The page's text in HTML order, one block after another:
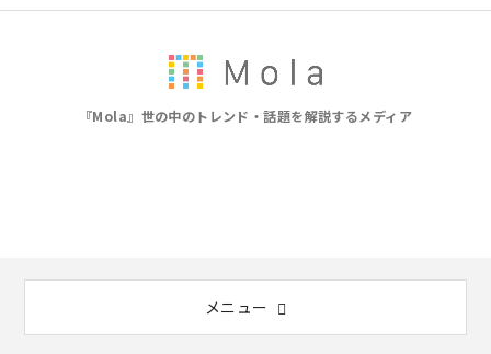
『Mola』世の中のトレンド・話題を解説するメディア
メニュー